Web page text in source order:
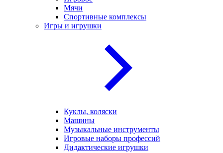
Мячи
Спортивные комплексы
Игры и игрушки
Куклы, коляски
Машины
Музыкальные инструменты
Игровые наборы профессий
Дидактические игрушки